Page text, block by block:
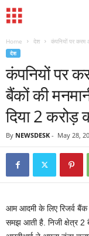
Home देश कंपनियों पर
देश
कंपनियों पर
बैंकों की
दिया 2 करोड़
By NEWSDESK - May 28,
आम आदमी के लिए रिजर्व बैंक
समझ आती है. निजी क्षेत्र 2